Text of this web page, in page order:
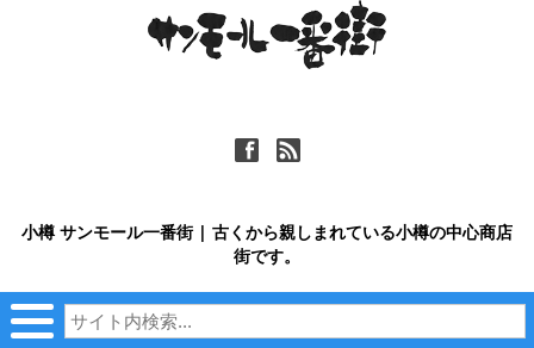
ä ñ
小樽 サンモール一番街 | 古くから親しまれている小樽の中心商店
街です。